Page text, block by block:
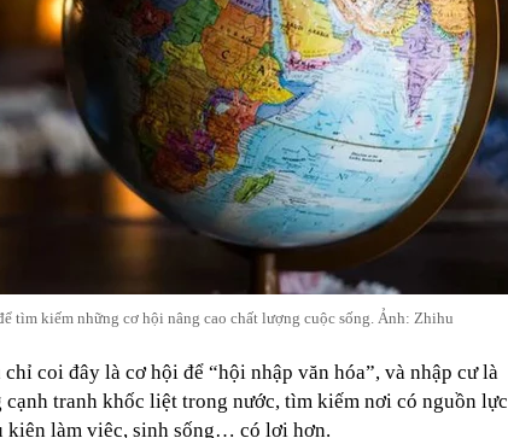
tìm kiếm những cơ hội nâng cao chất lượng cuộc sống. Ảnh: Zhihu
coi đây là cơ hội để “hội nhập văn hóa”, và nhập cư là
cạnh tranh khốc liệt trong nước, tìm kiếm nơi có nguồn lực
kiện làm việc, sinh sống… có lợi hơn.